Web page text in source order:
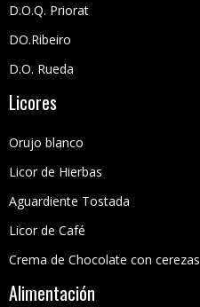
D.O.Q. Priorat
DO.Ribeiro
D.O. Rueda
Licores
Orujo blanco
Licor de Hierbas
Aguardiente Tostada
Licor de Café
Crema de Chocolate con cerezas
Alimentación